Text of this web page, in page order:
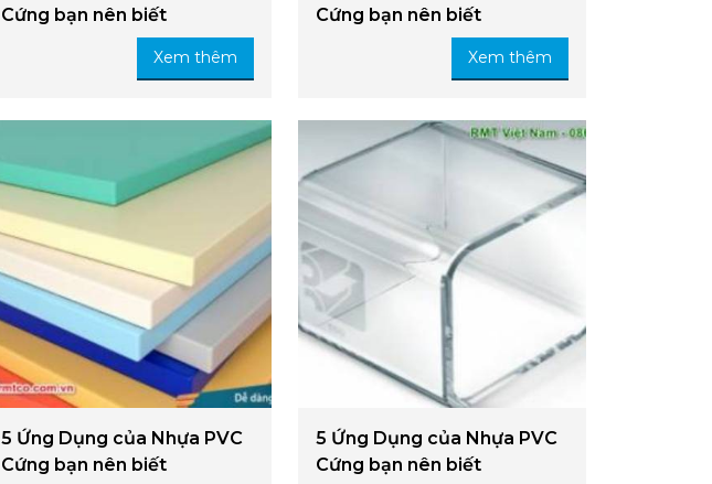
Cứng bạn nên biết
Xem thêm
Cứng bạn nên biết
Xem thêm
5 Ứng Dụng của Nhựa PVC
Cứng bạn nên biết
5 Ứng Dụng của Nhựa PVC
Cứng bạn nên biết